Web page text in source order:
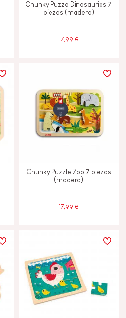
Chunky Puzze Dinosaurios 7
piezas (madera)
17,99 €
Chunky Puzzle Zoo 7 piezas
(madera)
17,99 €